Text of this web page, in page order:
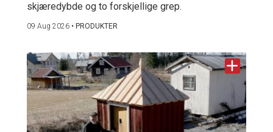
skjæredybde og to forskjellige grep.
09 Aug 2026 • PRODUKTER